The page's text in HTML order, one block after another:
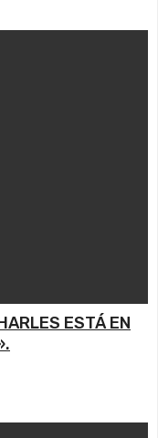
ESTÁ EN